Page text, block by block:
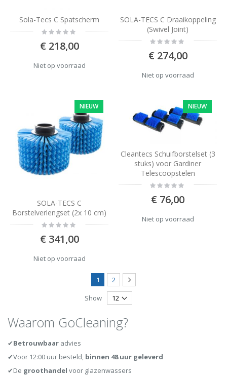
Sola-Tecs C Spatscherm
Rating:
€ 218,00
Niet op voorraad
SOLA-TECS C Draaikoppeling
(Swivel Joint)
Rating:
€ 274,00
Niet op voorraad
NIEUW
SOLA-TECS C
Borstelverlengset (2x 10 cm)
Rating:
0%
€ 341,00
Niet op voorraad
NIEUW
Cleantecs Schuifborstelset (3
stuks) voor Gardiner
Telescoopstelen
Rating:
0%
€ 76,00
Niet op voorraad
Page
You're currently reading page
1 Page
2 Page
Volgende
Show
Waarom GoCleaning?
✔Betrouwbaar advies
✔Voor 12:00 uur besteld, binnen 48 uur geleverd
✔De groothandel voor glazenwassers